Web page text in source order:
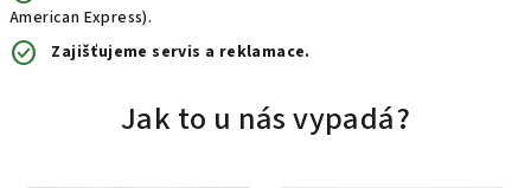
American Express).
check_circle Zajišťujeme servis a reklamace.
Jak to u nás vypadá?